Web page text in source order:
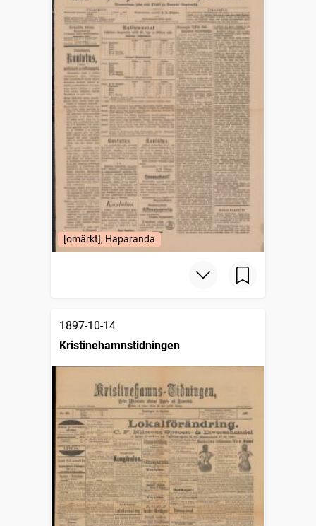
[omärkt], Haparanda
1897-10-14
Kristinehamnstidningen